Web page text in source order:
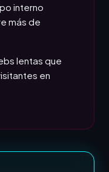
interno
más de
lentas que
en